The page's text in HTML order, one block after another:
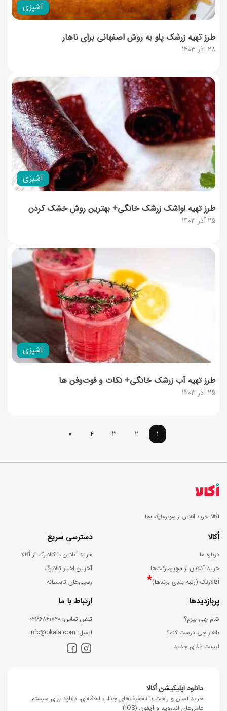
آشپزی
28 آذر 1403
طرز تهیه زرشک پلو به روش اصفهانی برای ناهار
آشپزی
25 آذر 1403
طرز تهیه لواشک زرشک خانگی+ بهترین روش خشک کردن
آشپزی
25 آذر 1403
طرز تهیه آب زرشک خانگی+ نکات و فوت‌وفن ها
1
2
3
4
»
اکالا؛ خرید آنلاین از سوپرمارکت‌ها
اُکالا
درباره ما
خرید آنلاین از سوپرمارکت‌ها
اُکالارنک (رتبه بندی برندها)*
دسترسی سریع
خرید آنلاین با کالابرگ از اُکالا
آخرین اخبار کالابرگ
رسپی‌های تابستانه
پربازدیدها
شام چی بپزم؟
ناهار چی درست کنم؟
لیست غذای جدید
ارتباط با ما
ﺗﻠﻔﻦ ﺗﻤﺎس: ۰۲۱۹۶۸۶۱۷۲۰
اﯾﻤﯿﻞ: info@okala.com
دانلود اپلیکیشن اُکالا
خرید آسان و راحت با تخفیف‌های جذابِ لحظه‌ای، دانلود برای سیستم
عامل‌های اندروید و آیفون (iOS)